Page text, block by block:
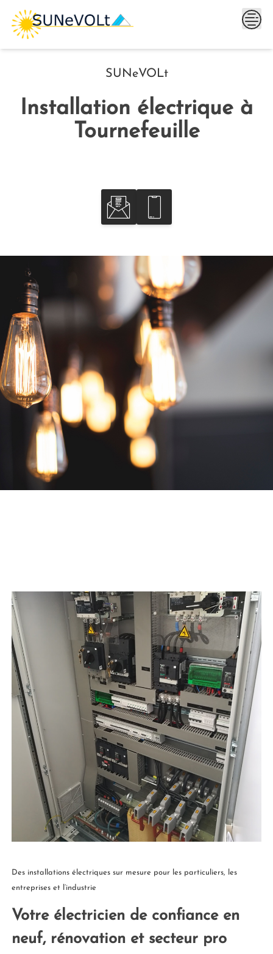
Skip
content
SUNeVOLt
Installation électrique à
Tournefeuille
Des installations électriques sur mesure pour les particuliers, les
entreprises et l’industrie
Votre électricien de confiance en
neuf, rénovation et secteur pro